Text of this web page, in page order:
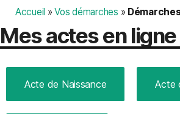
Accueil »Vos démarches »
Mes actes en ligne
Acte de Naissance Acte